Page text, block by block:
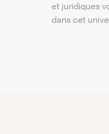
et juridiques
dans cet